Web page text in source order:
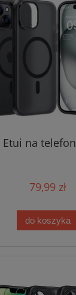
na
79,99 zł
do koszyka